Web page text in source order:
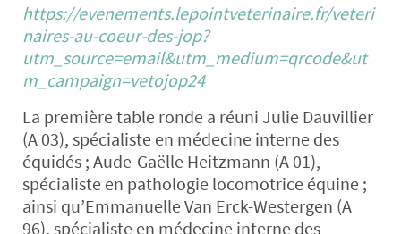
https://evenements.lepointveterinaire.fr/veteri
naires-au-coeur-des-jop?
utm_source=email&utm_medium=qrcode&ut
m_campaign=vetojop24
La première table ronde a réuni Julie Dauvillier
(A 03), spécialiste en médecine interne des
équidés ; Aude-Gaëlle Heitzmann (A 01),
spécialiste en pathologie locomotrice équine ;
ainsi qu’Emmanuelle Van Erck-Westergen (A
96), spécialiste en médecine interne des